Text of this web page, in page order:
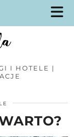
I HOTELE |